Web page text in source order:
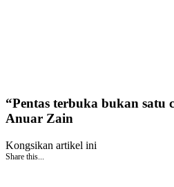
“Pentas terbuka bukan satu
Anuar Zain
Kongsikan artikel ini
Share this...